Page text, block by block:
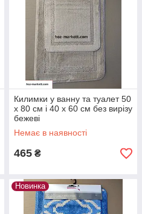
Килимки у ванну та туалет 50
х 80 см і 40 х 60 см без вирізу
бежеві
Немає в наявності
465 ₴
Новинка